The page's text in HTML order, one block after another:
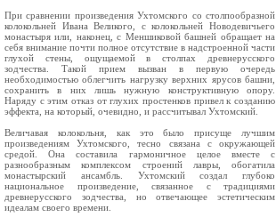
При сравнении произведения Ухтомского со столпообразной
колокольней Ивана Великого, с колокольней Новодевичьего
монастыря или, наконец, с Меншиковой башней обращает на
себя внимание почти полное отсутствие в надстроенной части
глухой стены, ощущаемой в столпах древнерусского
зодчества. Такой прием вызван в первую очередь
необходимостью облегчить нагрузку верхних ярусов башни,
сохранить в них лишь нужную конструктивную опору.
Наряду с этим отказ от глухих простенков привел к созданию
эффекта, на который, очевидно, и рассчитывал Ухтомский.
Величавая колокольня, как это было присуще лучшим
произведениям Ухтомского, тесно связана с окружающей
средой. Она составила гармоничное целое вместе с
разнообразным комплексом строений лавры, обогатила
монастырский ансамбль. Ухтомский создал глубоко
национальное произведение, связанное с традициями
древнерусского зодчества, но отвечающее эстетическим
идеалам своего времени.